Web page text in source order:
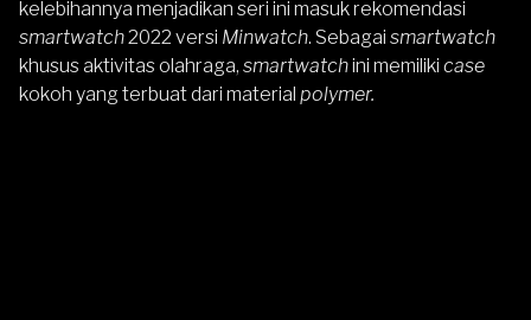
kelebihannya menjadikan seri ini masuk rekomendasi
smartwatch2022 versi Minwatch. Sebagai smartwatch
khusus aktivitas olahraga, smartwatchini memiliki case
kokoh yang terbuat dari material polymer.